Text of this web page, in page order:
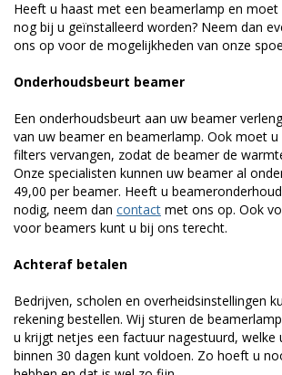
Heeft u haast met een beamerlamp en moet
nog bij u geïnstalleerd worden? Neem dan
ons op voor de mogelijkheden van onze
Onderhoudsbeurt beamer
Een onderhoudsbeurt aan uw beamer
van uw beamer en beamerlamp. Ook moet
filters vervangen, zodat de beamer de
Onze specialisten kunnen uw beamer al
49,00 per beamer. Heeft u
nodig, neem dan contact met ons op. Ook
voor beamers kunt u bij ons terecht.
Achteraf betalen
Bedrijven, scholen en overheidsinstellingen
rekening bestellen. Wij sturen de
u krijgt netjes een factuur nagestuurd, welke
binnen 30 dagen kunt voldoen. Zo hoeft u